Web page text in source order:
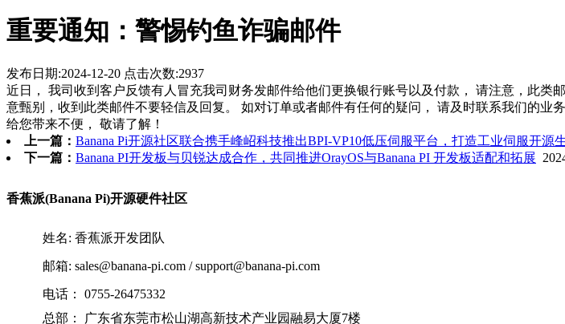
重要通知：警惕钓鱼诈骗邮件
发布日期:2024-12-20 点击次数:2937
近日， 我司收到客户反馈有人冒充我司财务发邮件给他们更换银行账号以及付款， 请注意，此类
意甄别，收到此类邮件不要轻信及回复。 如对订单或者邮件有任何的疑问， 请及时联系我们的业务
给您带来不便， 敬请了解！
上一篇： Banana Pi开源社区联合携手峰岹科技推出BPI-VP10低压伺服平台，打造工业伺服开源
下一篇： Banana PI开发板与贝锐达成合作，共同推进OrayOS与Banana PI 开发板适配和拓展
香蕉派(Banana Pi)开源硬件社区
姓名: 香蕉派开发团队
邮箱: sales@banana-pi.com / support@banana-pi.com
电话： 0755-26475332
总部： 广东省东莞市松山湖高新技术产业园融易大厦7楼